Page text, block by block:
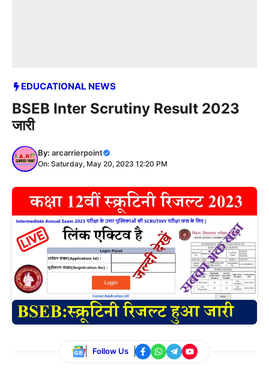
EDUCATIONAL NEWS
BSEB Inter Scrutiny Result 2023
जारी
By: arcarrierpoint
On: Saturday, May 20, 2023 12:20 PM
Follow Us